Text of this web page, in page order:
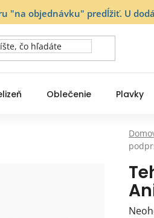
"na objednávku" predĺžiť. U
Oblečenie Plavky